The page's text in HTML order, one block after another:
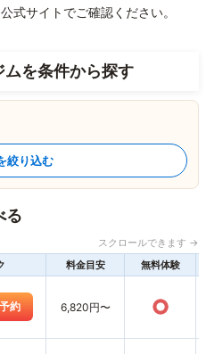
式サイトでご確認ください。
を条件から探す
絞り込む
る
スクロールできます →
料金目安 無料体験
予約 6,820円〜 ○